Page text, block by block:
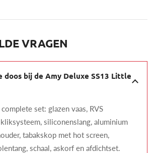
VRAGEN
doos bij de Amy Deluxe SS13 Little
set: glazen vaas, RVS
siliconenslang, aluminium
tabakskop met hot screen,
schaal, askorf en afdichtset.